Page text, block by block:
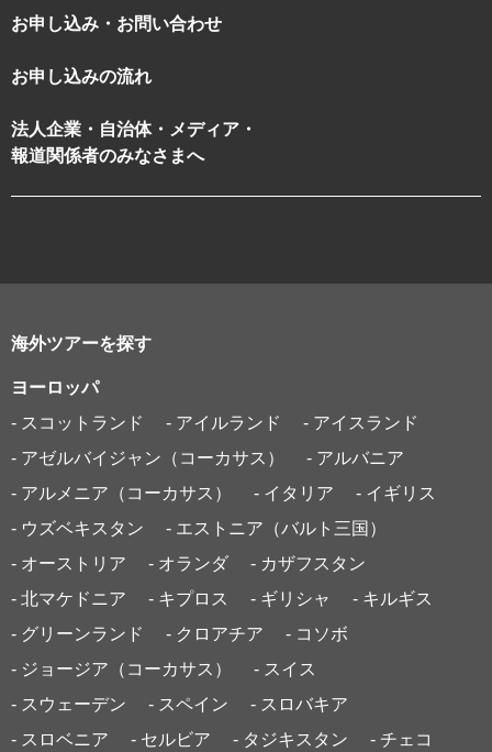
お申し込み・お問い合わせ
お申し込みの流れ
法人企業・自治体・メディア・
報道関係者のみなさまへ
海外ツアーを探す
ヨーロッパ
- スコットランド
- アイルランド
- アイスランド
- アゼルバイジャン（コーカサス）
- アルバニア
- アルメニア（コーカサス）
- イタリア
- イギリス
- ウズベキスタン
- エストニア（バルト三国）
- オーストリア
- オランダ
- カザフスタン
- 北マケドニア
- キプロス - ギリシャ
- キルギス
- グリーンランド
- クロアチア
- コソボ
- ジョージア（コーカサス）
- スイス
- スウェーデン
- スペイン
- スロバキア
- スロベニア
- セルビア - タジキスタン
- チェコ